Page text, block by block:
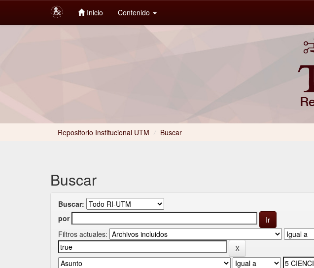
Inicio Contenido
Repositorio Institucional UTM / Buscar
Buscar
Buscar:
por
Filtros actuales: